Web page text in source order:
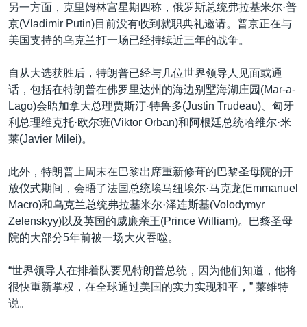
另一方面，克里姆林宫星期四称，俄罗斯总统弗拉基米尔·普
京(Vladimir Putin)目前没有收到就职典礼邀请。普京正在与
美国支持的乌克兰打一场已经持续近三年的战争。
自从大选获胜后，特朗普已经与几位世界领导人见面或通
话，包括在特朗普在佛罗里达州的海边别墅海湖庄园(Mar-a-
Lago)会晤加拿大总理贾斯汀·特鲁多(Justin Trudeau)、匈牙
利总理维克托·欧尔班(Viktor Orban)和阿根廷总统哈维尔·米
莱(Javier Milei)。
此外，特朗普上周末在巴黎出席重新修葺的巴黎圣母院的开
放仪式期间，会晤了法国总统埃马纽埃尔·马克龙(Emmanuel
Macro)和乌克兰总统弗拉基米尔·泽连斯基(Volodymyr
Zelenskyy)以及英国的威廉亲王(Prince William)。巴黎圣母
院的大部分5年前被一场大火吞噬。
“世界领导人在排着队要见特朗普总统，因为他们知道，他将
很快重新掌权，在全球通过美国的实力实现和平，” 莱维特
说。